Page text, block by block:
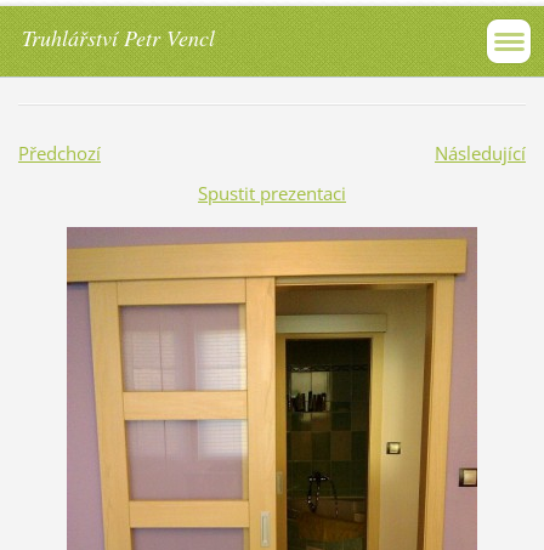
Truhlářství Petr Vencl
Předchozí
Následující
Spustit prezentaci